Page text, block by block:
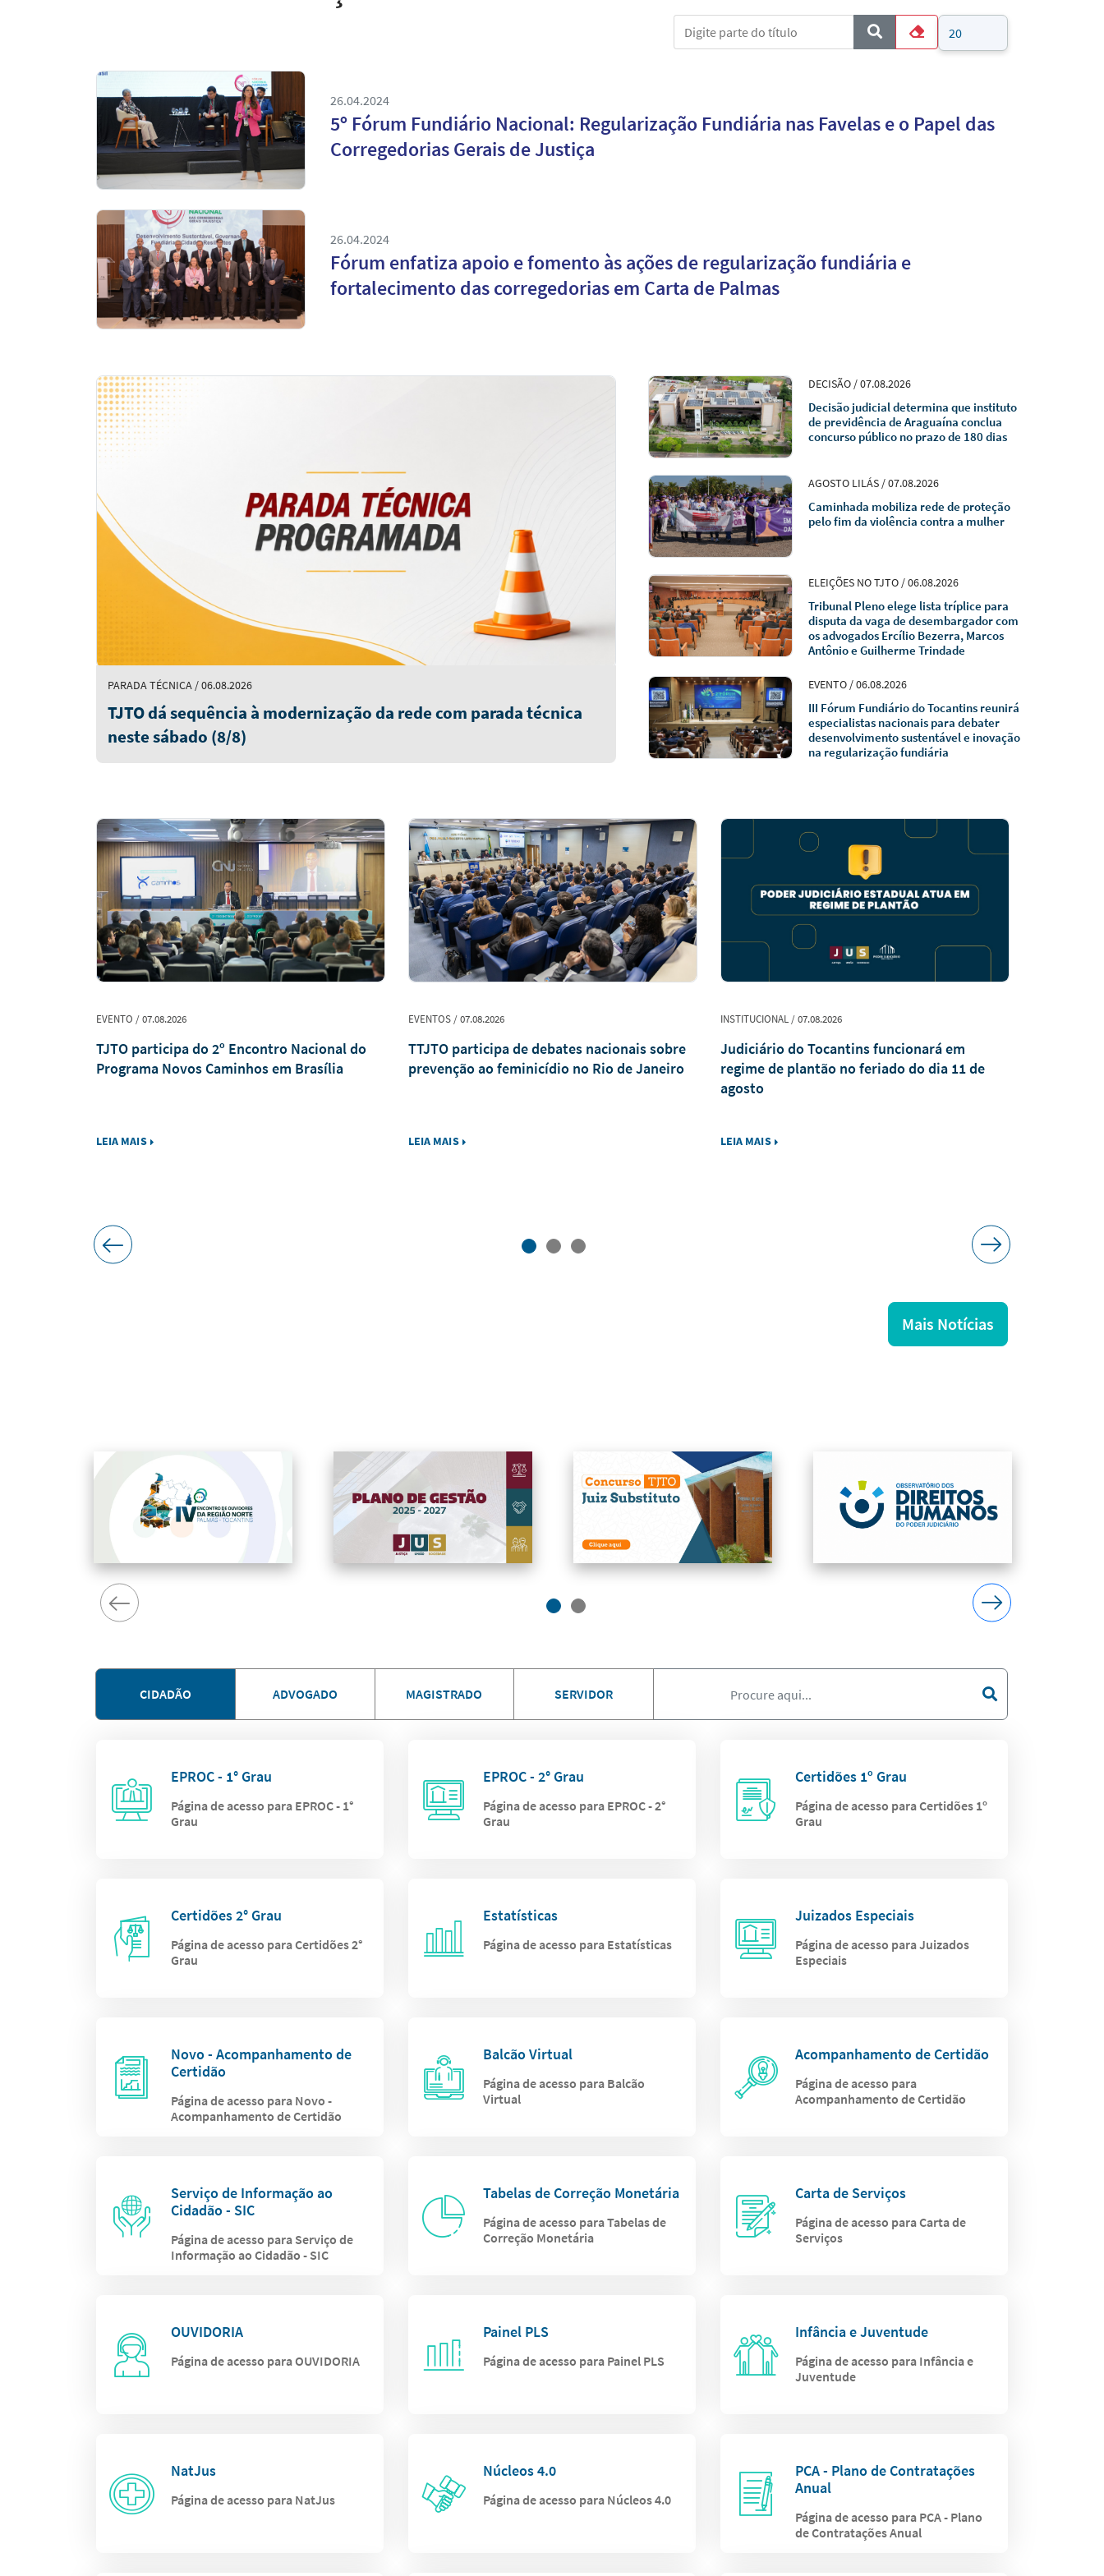
Digite parte do título
COM_CONTENT_FORM_FILTER_SUBMIT
Limpar
Mostrar #
26.04.2024
5º Fórum Fundiário Nacional: Regularização Fundiária nas Favelas e o Papel das
Corregedorias Gerais de Justiça
26.04.2024
Fórum enfatiza apoio e fomento às ações de regularização fundiária e
fortalecimento das corregedorias em Carta de Palmas
Notícias
em
Destaque
PARADA TÉCNICA / 06.08.2026
TJTO dá sequência à modernização da rede com parada técnica
neste sábado (8/8)
DECISÃO / 07.08.2026
Decisão judicial determina que instituto
de previdência de Araguaína conclua
concurso público no prazo de 180 dias
AGOSTO LILÁS / 07.08.2026
Caminhada mobiliza rede de proteção
pelo fim da violência contra a mulher
ELEIÇÕES NO TJTO / 06.08.2026
Tribunal Pleno elege lista tríplice para
disputa da vaga de desembargador com
os advogados Ercílio Bezerra, Marcos
Antônio e Guilherme Trindade
EVENTO / 06.08.2026
III Fórum Fundiário do Tocantins reunirá
especialistas nacionais para debater
desenvolvimento sustentável e inovação
na regularização fundiária
EVENTO / 07.08.2026
TJTO participa do 2º Encontro Nacional do
Programa Novos Caminhos em Brasília
LEIA MAIS
EVENTOS / 07.08.2026
TTJTO participa de debates nacionais sobre
prevenção ao feminicídio no Rio de Janeiro
LEIA MAIS
INSTITUCIONAL / 07.08.2026
Judiciário do Tocantins funcionará em
regime de plantão no feriado do dia 11 de
agosto
LEIA MAIS
Mais Notícias
CIDADÃO ADVOGADO MAGISTRADO SERVIDOR
EPROC - 1° Grau
Página de acesso para EPROC - 1°
Grau
EPROC - 2° Grau
Página de acesso para EPROC - 2°
Grau
Certidões 1º Grau
Página de acesso para Certidões 1º
Grau
Certidões 2° Grau
Página de acesso para Certidões 2°
Grau
Estatísticas
Página de acesso para Estatísticas
Juizados Especiais
Página de acesso para Juizados
Especiais
Novo - Acompanhamento de
Certidão
Página de acesso para Novo -
Acompanhamento de Certidão
Balcão Virtual
Página de acesso para Balcão
Virtual
Acompanhamento de Certidão
Página de acesso para
Acompanhamento de Certidão
Serviço de Informação ao
Cidadão - SIC
Página de acesso para Serviço de
Informação ao Cidadão - SIC
Tabelas de Correção Monetária
Página de acesso para Tabelas de
Correção Monetária
Carta de Serviços
Página de acesso para Carta de
Serviços
OUVIDORIA
Página de acesso para OUVIDORIA
Painel PLS
Página de acesso para Painel PLS
Infância e Juventude
Página de acesso para Infância e
Juventude
NatJus
Página de acesso para NatJus
Núcleos 4.0
Página de acesso para Núcleos 4.0
PCA - Plano de Contratações
Anual
Página de acesso para PCA - Plano
de Contratações Anual